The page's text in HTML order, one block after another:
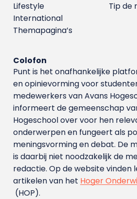
Tip de
Lifestyle
International
Themapagina’s
Colofon
Punt is het onafhankelijke
en opinievorming voor
medewerkers van Avans
informeert de gemeenschap
Hogeschool over voor hen
onderwerpen en fungeert als
meningsvorming en debat. De
is daarbij niet noodzakelijk de
redactie. Op de website vinden
artikelen van het Hoger
(HOP).